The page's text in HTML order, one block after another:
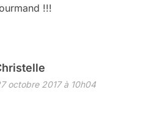
!!!
octobre 2017 à 10h04